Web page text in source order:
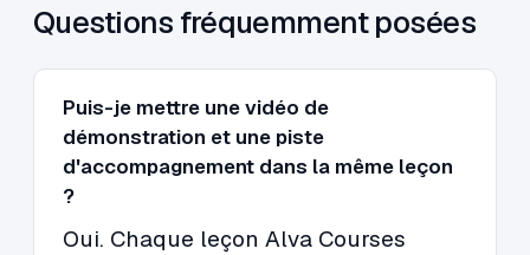
Questions fréquemment posées
Puis-je mettre une vidéo de
démonstration et une piste
d'accompagnement dans la même leçon
?
Oui. Chaque leçon Alva Courses